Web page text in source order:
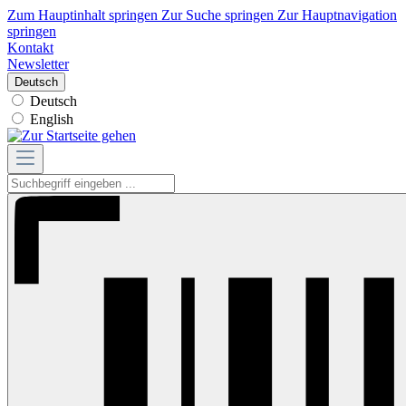
Zum Hauptinhalt springen Zur Suche springen Zur Hauptnavigation
springen
Kontakt
Newsletter
Deutsch
Deutsch
English